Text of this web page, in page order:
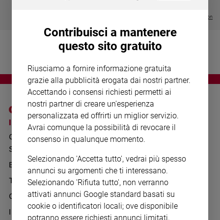
Devozione
fede
giorno
Santo
del
Società
e
valori
Visualizza tutte le collection
I SITI SAN PAOLO
GRUPPO EDITORIALE
SAN PAOLO
BENESSERE
TELENOVA
GAZZETTA D'ALBA
IL GIORNALINO
NOTE LEGALI
PRIVACY POLICY
WHISTLEBLOWING
SOCIAL
Contribuisci a mantenere
questo sito gratuito
Riusciamo a fornire informazione gratuita
grazie alla pubblicità erogata dai nostri partner.
Accettando i consensi richiesti permetti ai
nostri partner di creare un'esperienza
personalizzata ed offrirti un miglior servizio.
Avrai comunque la possibilità di revocare il
consenso in qualunque momento.
Selezionando 'Accetta tutto', vedrai più spesso
annunci su argomenti che ti interessano.
Selezionando 'Rifiuta tutto', non verranno
attivati annunci Google standard basati su
cookie o identificatori locali; ove disponibile
potranno essere richiesti annunci limitati.